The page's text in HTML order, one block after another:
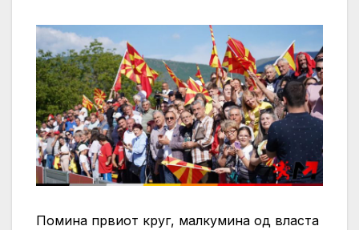
Помина првиот круг, малкумина од власта